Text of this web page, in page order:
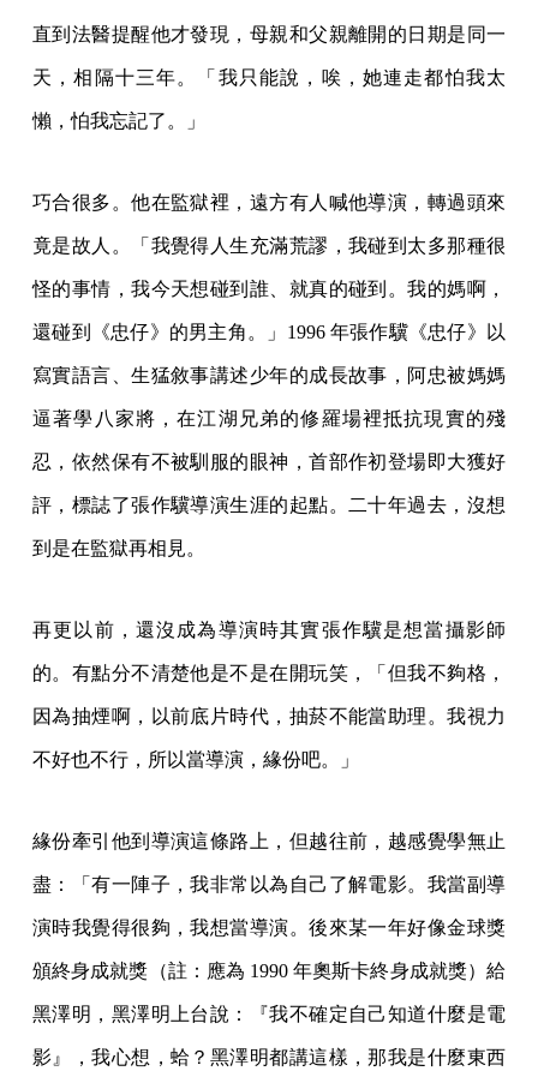
直到法醫提醒他才發現，母親和父親離開的日期是同一
天，相隔十三年。「我只能說，唉，她連走都怕我太
懶，怕我忘記了。」
巧合很多。他在監獄裡，遠方有人喊他導演，轉過頭來
竟是故人。「我覺得人生充滿荒謬，我碰到太多那種很
怪的事情，我今天想碰到誰、就真的碰到。我的媽啊，
還碰到《忠仔》的男主角。」1996 年張作驥《忠仔》以
寫實語言、生猛敘事講述少年的成長故事，阿忠被媽媽
逼著學八家將，在江湖兄弟的修羅場裡抵抗現實的殘
忍，依然保有不被馴服的眼神，首部作初登場即大獲好
評，標誌了張作驥導演生涯的起點。二十年過去，沒想
到是在監獄再相見。
再更以前，還沒成為導演時其實張作驥是想當攝影師
的。有點分不清楚他是不是在開玩笑，「但我不夠格，
因為抽煙啊，以前底片時代，抽菸不能當助理。我視力
不好也不行，所以當導演，緣份吧。」
緣份牽引他到導演這條路上，但越往前，越感覺學無止
盡：「有一陣子，我非常以為自己了解電影。我當副導
演時我覺得很夠，我想當導演。後來某一年好像金球獎
頒終身成就獎（註：應為 1990 年奧斯卡終身成就獎）給
黑澤明，黑澤明上台說：『我不確定自己知道什麼是電
影』，我心想，蛤？黑澤明都講這樣，那我是什麼東西